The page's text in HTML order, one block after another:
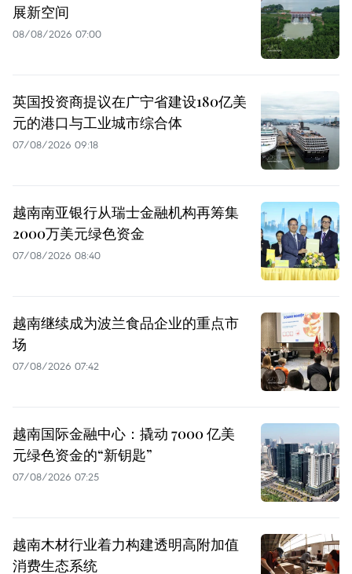
展新空间
08/08/2026 07:00
英国投资商提议在广宁省建设180亿美
元的港口与工业城市综合体
07/08/2026 09:18
越南南亚银行从瑞士金融机构再筹集
2000万美元绿色资金
07/08/2026 08:40
越南继续成为波兰食品企业的重点市
场
07/08/2026 07:42
越南国际金融中心：撬动 7000 亿美
元绿色资金的“新钥匙”
07/08/2026 07:25
越南木材行业着力构建透明高附加值
消费生态系统